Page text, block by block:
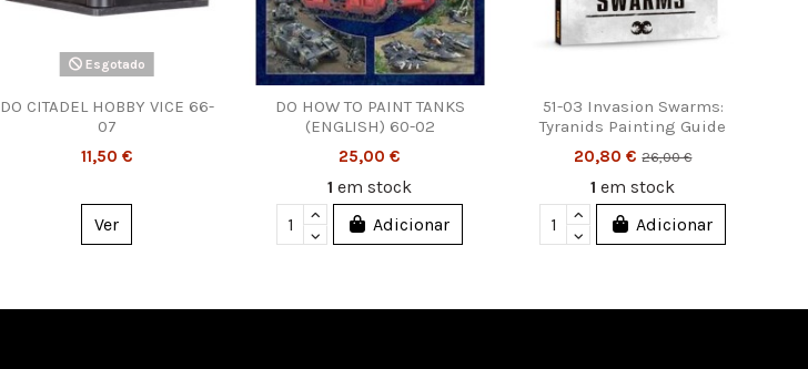
Esgotado
DO CITADEL HOBBY VICE 66-
07
11,50 €
Ver
DO HOW TO PAINT TANKS
(ENGLISH) 60-02
25,00 €
1em stock
Adicionar
51-03 Invasion Swarms:
Tyranids Painting Guide
20,80 €26,00 €
1em stock
Adicionar